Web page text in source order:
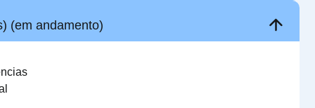
(em andamento)